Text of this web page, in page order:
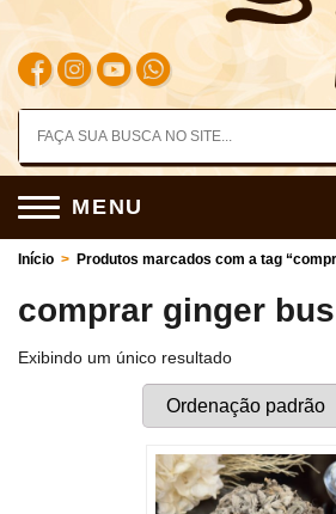
MENU
Início > Produtos marcados com a tag
comprar ginger
Exibindo um único resultado